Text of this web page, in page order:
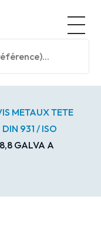
METAUX TETE
931 / ISO
GALVA A